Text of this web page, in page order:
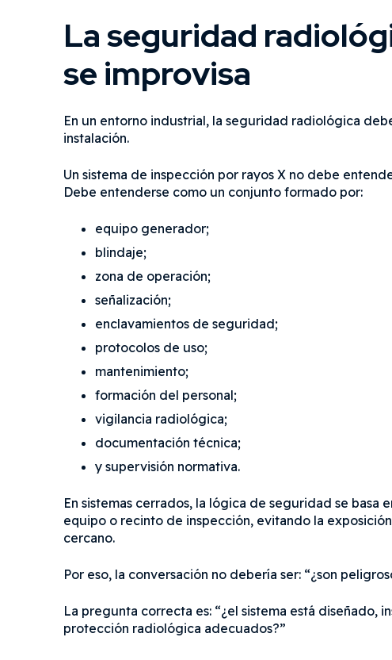
La seguridad
se improvisa
En un entorno industrial, la seguridad radiológica
instalación.
Un sistema de inspección por rayos X no debe
Debe entenderse como un conjunto formado por:
equipo generador;
blindaje;
zona de operación;
señalización;
enclavamientos de seguridad;
protocolos de uso;
mantenimiento;
formación del personal;
vigilancia radiológica;
documentación técnica;
y supervisión normativa.
En sistemas cerrados, la lógica de seguridad se basa
equipo o recinto de inspección, evitando la
cercano.
Por eso, la conversación no debería ser: “¿son
La pregunta correcta es: “¿el sistema está diseñado,
protección radiológica adecuados?”